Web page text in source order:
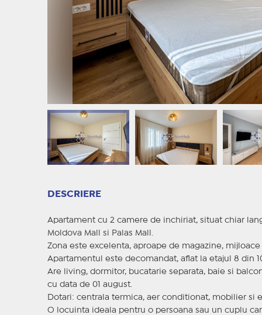
DESCRIERE
Apartament cu 2 camere de inchiriat, situat chiar
Moldova Mall si Palas Mall.
Zona este excelenta, aproape de magazine,
Apartamentul este decomandat, aflat la etajul 8 din
Are living, dormitor, bucatarie separata, baie si
cu data de 01 august.
Dotari: centrala termica, aer conditionat, mobilier si
O locuinta ideala pentru o persoana sau un cuplu